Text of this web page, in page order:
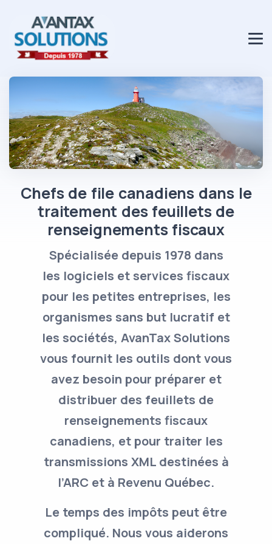
Chefs de file canadiens dans le
traitement des feuillets de
renseignements fiscaux
Spécialisée depuis 1978 dans
les logiciels et services fiscaux
pour les petites entreprises, les
organismes sans but lucratif et
les sociétés, AvanTax Solutions
vous fournit les outils dont vous
avez besoin pour préparer et
distribuer des feuillets de
renseignements fiscaux
canadiens, et pour traiter les
transmissions XML destinées à
l’ARC et à Revenu Québec.
Le temps des impôts peut être
compliqué. Nous vous aiderons